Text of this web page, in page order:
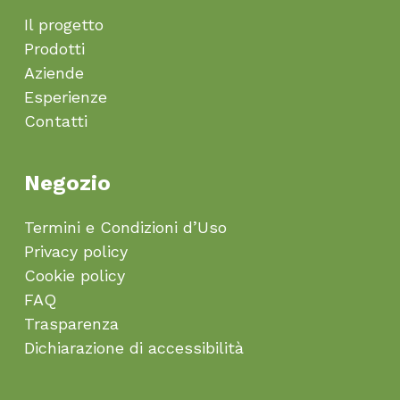
Il progetto
Prodotti
Aziende
Esperienze
Contatti
Negozio
Termini e Condizioni d’Uso
Privacy policy
Cookie policy
FAQ
Trasparenza
Dichiarazione di accessibilità